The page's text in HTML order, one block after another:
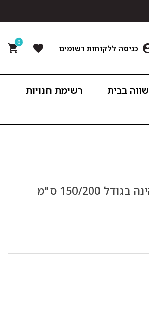
כניסה ללקוחות רשומים
0
שווה בבית
רשימת חנויות
שמיכת טלויזיה ושינה דקה במגע קטיפתי ורך. שמיכת יחיד הינה בגודל 150/200 ס"מ